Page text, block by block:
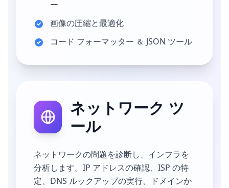
ー
画像の圧縮と最適化
コード フォーマッター ＆ JSON ツール
ネットワーク ツ
ール
ネットワークの問題を診断し、インフラを
分析します。IP アドレスの確認、ISP の特
定、DNS ルックアップの実行、ドメインか